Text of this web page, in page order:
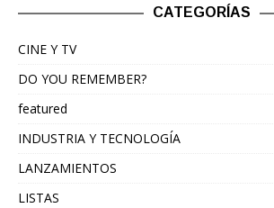
CATEGORÍAS
CINE Y TV
DO YOU REMEMBER?
featured
INDUSTRIA Y TECNOLOGÍA
LANZAMIENTOS
LISTAS